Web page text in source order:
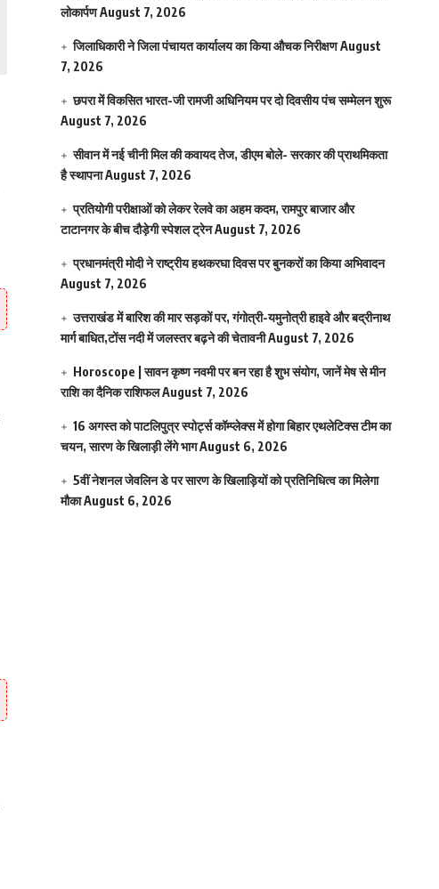
लोकार्पणAugust 7, 2026
जिलाधिकारी ने जिला पंचायत कार्यालय का किया औचक निरीक्षणAugust
7, 2026
छपरा में विकसित भारत-जी रामजी अधिनियम पर दो दिवसीय पंच सम्मेलन शुरू
August 7, 2026
सीवान में नई चीनी मिल की कवायद तेज, डीएम बोले- सरकार की प्राथमिकता
है स्थापनाAugust 7, 2026
प्रतियोगी परीक्षाओं को लेकर रेलवे का अहम कदम, रामपुर बाजार और
टाटानगर के बीच दौड़ेगी स्पेशल ट्रेनAugust 7, 2026
प्रधानमंत्री मोदी ने राष्ट्रीय हथकरघा दिवस पर बुनकरों का किया अभिवादन
August 7, 2026
उत्तराखंड में बारिश की मार सड़कों पर, गंगोत्री-यमुनोत्री हाइवे और बद्रीनाथ
मार्ग बाधित,टोंस नदी में जलस्तर बढ़ने की चेतावनीAugust 7, 2026
Horoscope | सावन कृष्ण नवमी पर बन रहा है शुभ संयोग, जानें मेष से मीन
राशि का दैनिक राशिफलAugust 7, 2026
16 अगस्त को पाटलिपुत्र स्पोर्ट्स कॉम्प्लेक्स में होगा बिहार एथलेटिक्स टीम का
चयन, सारण के खिलाड़ी लेंगे भागAugust 6, 2026
5वीं नेशनल जेवलिन डे पर सारण के खिलाड़ियों को प्रतिनिधित्व का मिलेगा
मौकाAugust 6, 2026